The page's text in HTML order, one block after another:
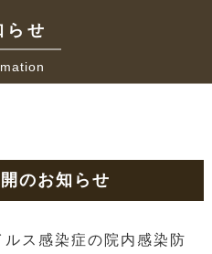
らせ
のお知らせ
ス感染症の院内感染防